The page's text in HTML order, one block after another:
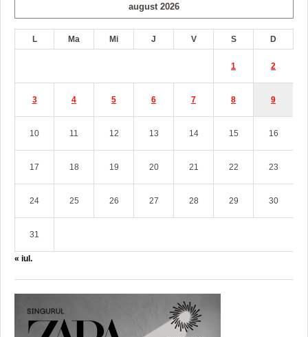
august 2026
L Ma Mi J V S D
1 2
3 4 5 6 7 8 9
10 11 12 13 14 15 16
17 18 19 20 21 22 23
24 25 26 27 28 29 30
31
« iul.